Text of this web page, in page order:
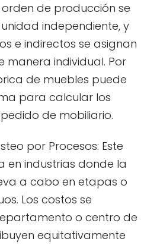
de producción se
independiente, y
e indirectos se asignan
individual. Por
de muebles puede
para calcular los
de mobiliario.
por Procesos: Este
en industrias donde la
a cabo en etapas o
Los costos se
o centro de
equitativamente